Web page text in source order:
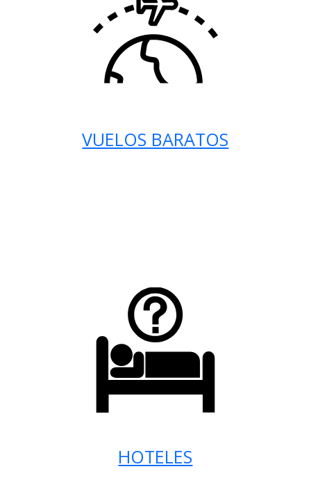
VUELOS BARATOS
HOTELES